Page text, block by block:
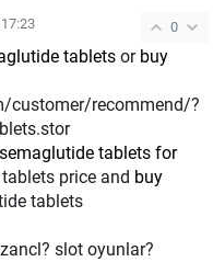
0
tablets or buy
customer/recommend/?
semaglutide tablets for
price and buy
tablets
slot oyunlar?